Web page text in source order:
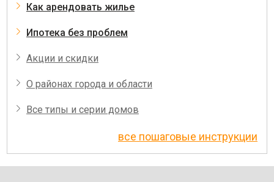
Как арендовать жилье
Ипотека без проблем
Акции и скидки
О районах города и области
Все типы и серии домов
все пошаговые инструкции